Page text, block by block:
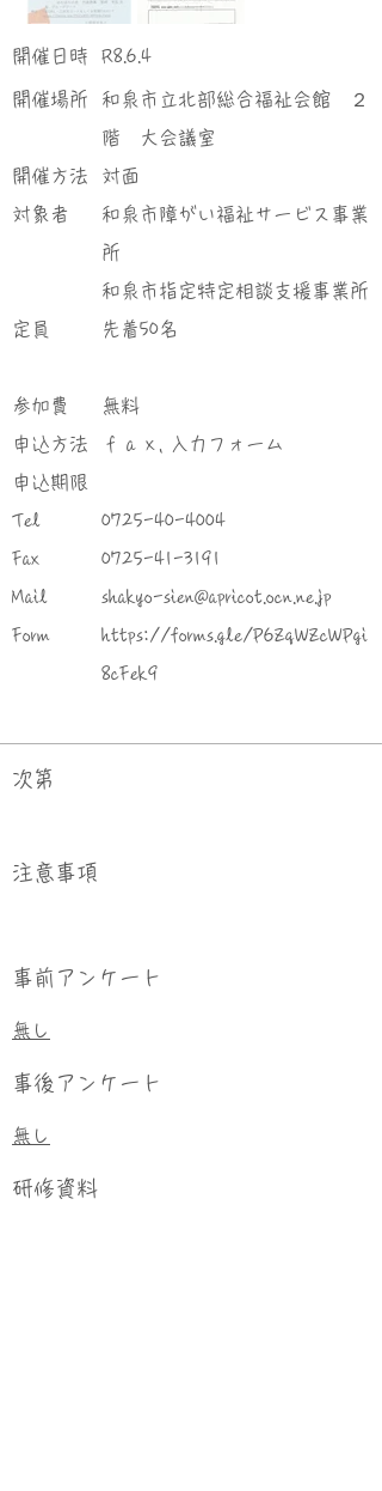
​開催日時
​開催場所
​開催方法
対象者
定員
参加費
申込方法
申込期限
Tel
Fax
Mail
Form
R8.6.4
和泉市立北部総合福祉会館 ２
階 大会議室
対面
和泉市障がい福祉サービス事業
所
和泉市指定特定相談支援事業所
先着50名
無料
ｆａｘ, 入力フォーム
0725-40-4004
0725-41-3191
shakyo-sien@apricot.ocn.ne.jp
https://forms.gle/P6ZqWZcWPgi
8cFek9
次第
​注意事項
事前アンケート
無し
事後アンケート
無し
研修資料